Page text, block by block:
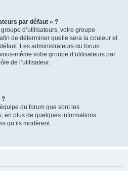
par défaut » ?
d’utilisateurs, votre groupe
de déterminer quelle sera la couleur et
Les administrateurs du forum
même votre groupe d’utilisateurs par
de l’utilisateur.
?
du forum que sont les
en plus de quelques informations
qu’ils modèrent.